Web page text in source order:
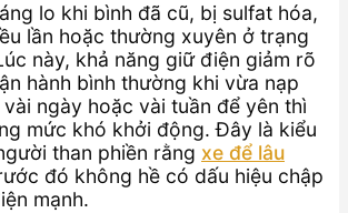
lo khi bình đã cũ, bị sulfat hóa,
lần hoặc thường xuyên ở trạng
này, khả năng giữ điện giảm rõ
hành bình thường khi vừa nạp
ngày hoặc vài tuần để yên thì
mức khó khởi động. Đây là kiểu
than phiền rằng xe để lâu
đó không hề có dấu hiệu chập
mạnh.